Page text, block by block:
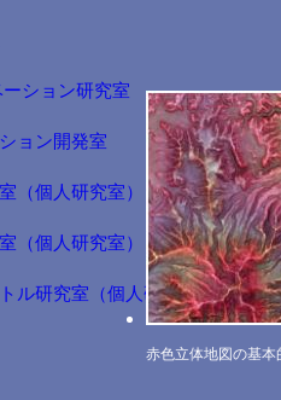
ション研究室
ョン開発室
（個人研究室）
（個人研究室）
ル研究室（個人研究室）
赤色立体地図の基本